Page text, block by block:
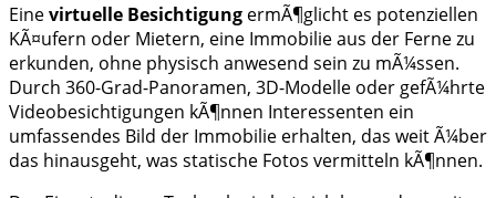
Einevirtuelle Besichtigung ermÃ¶glicht es potenziellen
KÃ¤ufern oder Mietern, eine Immobilie aus der Ferne zu
erkunden, ohne physisch anwesend sein zu mÃ¼ssen.
Durch 360-Grad-Panoramen, 3D-Modelle oder gefÃ¼hrte
Videobesichtigungen kÃ¶nnen Interessenten ein
umfassendes Bild der Immobilie erhalten, das weit Ã¼ber
das hinausgeht, was statische Fotos vermitteln kÃ¶nnen.